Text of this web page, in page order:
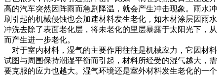
高的汽车突然因阵雨而急剧降温，就会产生冲击现象。雨水冲
刷引起的机械侵蚀也会加速材料发生老化，如木材涂层因雨水
冲洗去除了表面老化层，将未老化的里层暴露于太阳光下，从
而产生进一步老化。
对于室内材料，湿气的主要作用往往是机械应力，它因材料
试图与周围保持潮湿平衡而引起，材料所经受的湿气越大，需
要克服的应力也越大。湿气环境还是室外材料发生老化的一个